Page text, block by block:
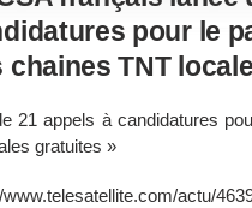
pour le
chaines TNT
21 appels à candidatures
gratuites »
actu/